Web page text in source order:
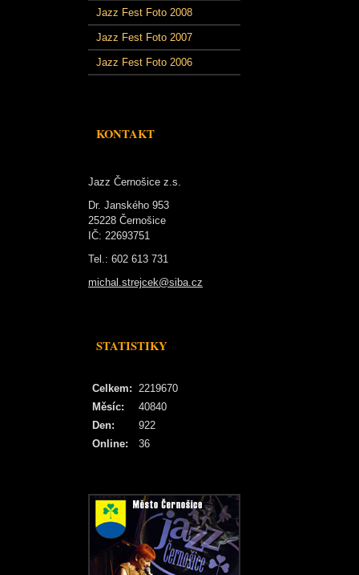
Jazz Fest Foto 2008
Jazz Fest Foto 2007
Jazz Fest Foto 2006
KONTAKT
Jazz Černošice z.s.
Dr. Janského 953
25228 Černošice
IČ: 22693751
Tel.: 602 613 731
michal.strejcek@siba.cz
STATISTIKY
Online: 36
Celkem: 2219670
Měsíc:
40840
Den:
922